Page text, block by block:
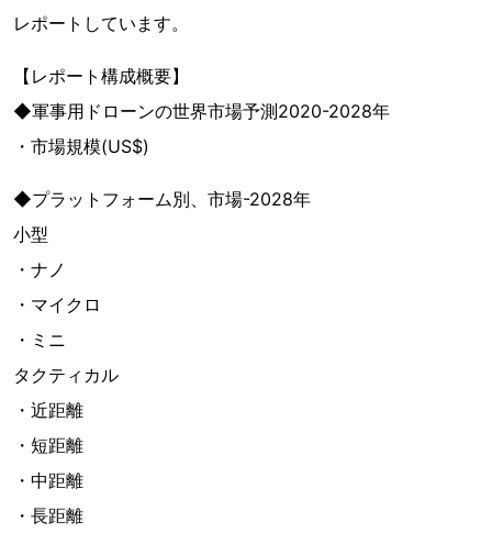
レポートしています。
【レポート構成概要】
◆軍事用ドローンの世界市場予測2020-2028年
・市場規模(US$)
◆プラットフォーム別、市場-2028年
小型
・ナノ
・マイクロ
・ミニ
タクティカル
・近距離
・短距離
・中距離
・長距離